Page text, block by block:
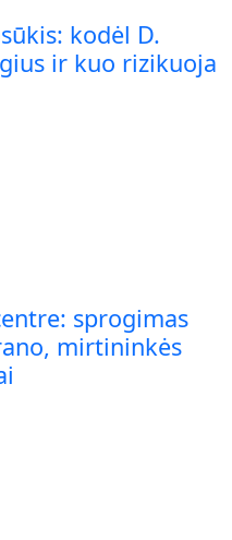
kodėl D.
ir kuo rizikuoja
sprogimas
mirtininkės